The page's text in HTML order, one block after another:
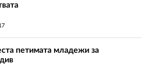
петимата младежи за